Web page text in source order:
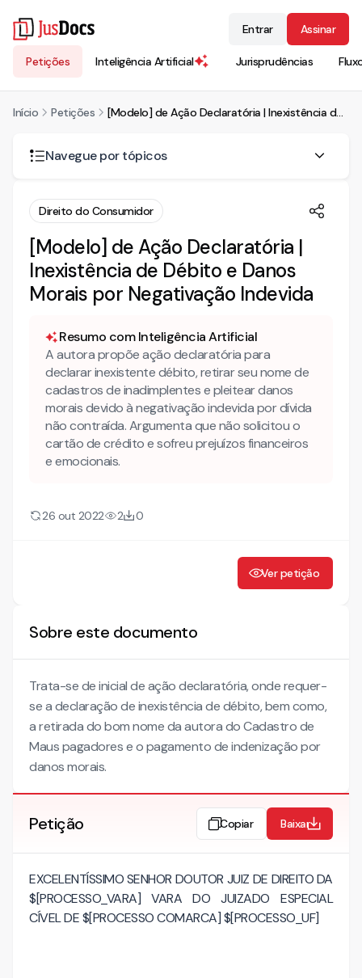
Petições Inteligência Artificial Jurisprudências
Entrar Assinar
Início Petições [Modelo] de Ação Declaratória | Inexistência de Débito e Danos Morais por Negativação Indevida
Navegue por tópicos
AÇÃO DECLARATORIA DE INEXISTENCIA DE DÉBITOS, C/C
OBRIGAÇÃO DE FAZER E INDENIZATÓRIA POR DANOS MORAIS
I - DA ANTECIPAÇÃO DOS EFEITOS DE TUTELA
II – DOS FATOS
DA INVERSÃO DO ONUS DA PROVA
Direito do Consumidor
[Modelo] de Ação Declaratória |
Inexistência de Débito e Danos
Morais por Negativação Indevida
Resumo com Inteligência Artificial
A autora propõe ação declaratória para
declarar inexistente débito, retirar seu nome de
cadastros de inadimplentes e pleitear danos
morais devido à negativação indevida por dívida
não contraída. Argumenta que não solicitou o
cartão de crédito e sofreu prejuízos financeiros
e emocionais.
26 out 2022 2 0
Ver petição
Sobre este documento
Trata-se de inicial de ação declaratória, onde requer-
se a declaração de inexistência de débito, bem como,
a retirada do bom nome da autora do Cadastro de
Maus pagadores e o pagamento de indenização por
danos morais.
Petição Copiar Baixar
EXCELENTÍSSIMO SENHOR DOUTOR JUIZ DE DIREITO DA
$[PROCESSO_VARA] VARA DO JUIZADO ESPECIAL
CÍVEL DE $[PROCESSO COMARCA] $[PROCESSO_UF]